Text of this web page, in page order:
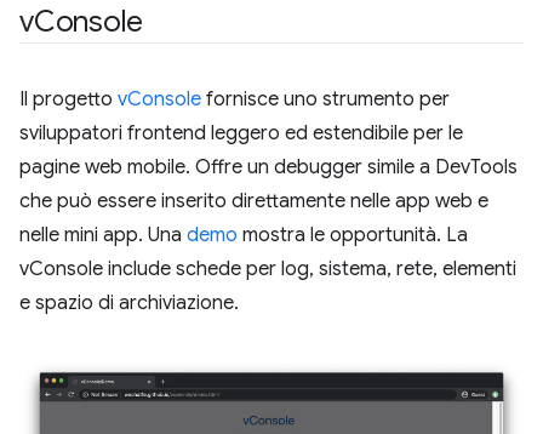
vConsole
Il progetto vConsole fornisce uno strumento per
sviluppatori frontend leggero ed estendibile per le
pagine web mobile. Offre un debugger simile a DevTools
che può essere inserito direttamente nelle app web e
nelle mini app. Una demo mostra le opportunità. La
vConsole include schede per log, sistema, rete, elementi
e spazio di archiviazione.